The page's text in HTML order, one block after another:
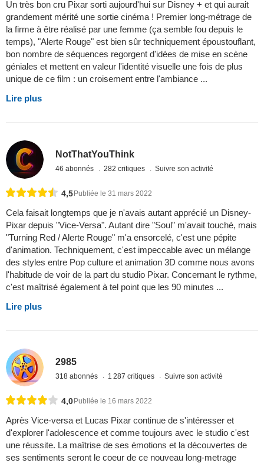
Un très bon cru Pixar sorti aujourd'hui sur Disney + et qui aurait
grandement mérité une sortie cinéma ! Premier long-métrage de
la firme à être réalisé par une femme (ça semble fou depuis le
temps), "Alerte Rouge" est bien sûr techniquement époustouflant,
bon nombre de séquences regorgent d'idées de mise en scène
géniales et mettent en valeur l'identité visuelle une fois de plus
unique de ce film : un croisement entre l'ambiance ...
Lire plus
NotThatYouThink
46 abonnés 282 critiques Suivre son activité
4,5Publiée le 31 mars 2022
Cela faisait longtemps que je n'avais autant apprécié un Disney-
Pixar depuis "Vice-Versa". Autant dire "Soul" m'avait touché, mais
"Turning Red / Alerte Rouge" m'a ensorcelé, c'est une pépite
d'animation. Techniquement, c'est impeccable avec un mélange
des styles entre Pop culture et animation 3D comme nous avons
l'habitude de voir de la part du studio Pixar. Concernant le rythme,
c'est maîtrisé également à tel point que les 90 minutes ...
Lire plus
2985
318 abonnés 1 287 critiques Suivre son activité
4,0Publiée le 16 mars 2022
Après Vice-versa et Lucas Pixar continue de s'intéresser et
d'explorer l'adolescence et comme toujours avec le studio c'est
une réussite. La maîtrise de ses émotions et la découvertes de
ses sentiments seront le coeur de ce nouveau long-metrage